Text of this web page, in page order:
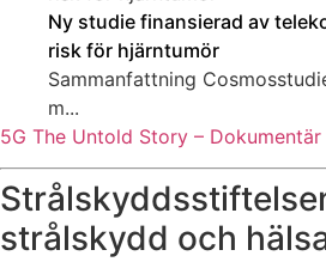
Ny studie finansierad av
risk för hjärntumör
Sammanfattning
m...
5G The Untold Story – Dokumentär
strålskydd och